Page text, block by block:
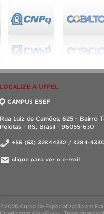
LOCALIZE A UFPEL
CAMPUS ESEF
Rua Luiz de Camões, 625 – Bairro
Pelotas - RS, Brasil - 96055-630
+55 (53) 32844332 / 3284-4330
clique para ver o e-mail
©2026 Curso de Especialização em
Criado com WordPress. Tema